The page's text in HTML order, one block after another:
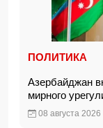
ПОЛИТИКА
Азербайджан
мирного
08 августа 2026